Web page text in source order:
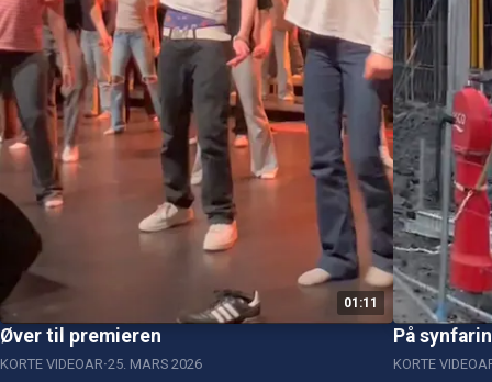
01:11
Øver til premieren
KORTE VIDEOAR 25. MARS 2026
På
KORTE